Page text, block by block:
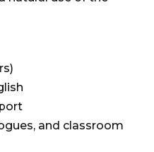
and classroom